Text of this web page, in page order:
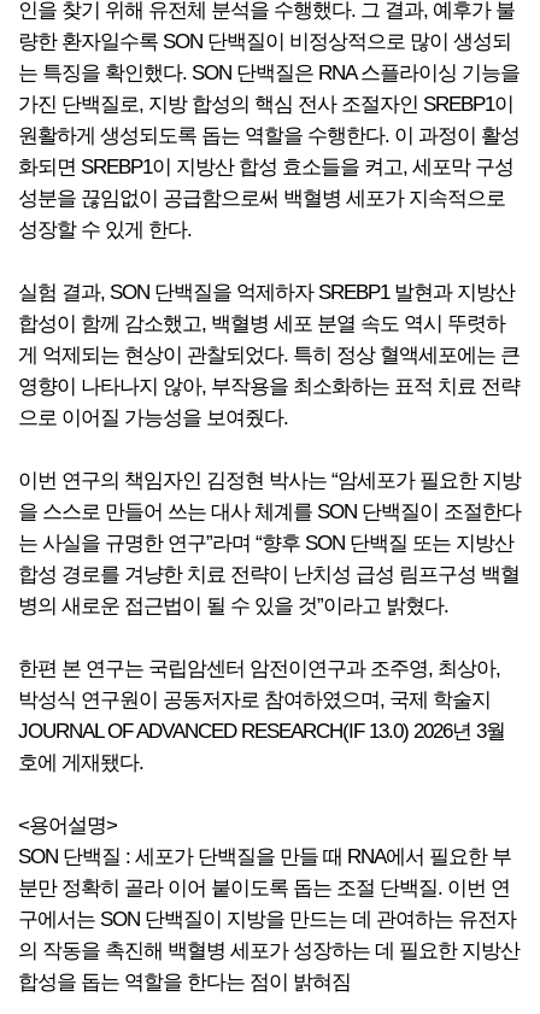
인을 찾기 위해 유전체 분석을 수행했다. 그 결과, 예후가 불
량한 환자일수록 SON 단백질이 비정상적으로 많이 생성되
는 특징을 확인했다. SON 단백질은 RNA 스플라이싱 기능을
가진 단백질로, 지방 합성의 핵심 전사 조절자인 SREBP1이
원활하게 생성되도록 돕는 역할을 수행한다. 이 과정이 활성
화되면 SREBP1이 지방산 합성 효소들을 켜고, 세포막 구성
성분을 끊임없이 공급함으로써 백혈병 세포가 지속적으로
성장할 수 있게 한다.
실험 결과, SON 단백질을 억제하자 SREBP1 발현과 지방산
합성이 함께 감소했고, 백혈병 세포 분열 속도 역시 뚜렷하
게 억제되는 현상이 관찰되었다. 특히 정상 혈액세포에는 큰
영향이 나타나지 않아, 부작용을 최소화하는 표적 치료 전략
으로 이어질 가능성을 보여줬다.
이번 연구의 책임자인 김정현 박사는 “암세포가 필요한 지방
을 스스로 만들어 쓰는 대사 체계를 SON 단백질이 조절한다
는 사실을 규명한 연구”라며 “향후 SON 단백질 또는 지방산
합성 경로를 겨냥한 치료 전략이 난치성 급성 림프구성 백혈
병의 새로운 접근법이 될 수 있을 것”이라고 밝혔다.
한편 본 연구는 국립암센터 암전이연구과 조주영, 최상아,
박성식 연구원이 공동저자로 참여하였으며, 국제 학술지
JOURNAL OF ADVANCED RESEARCH(IF 13.0) 2026년 3월
호에 게재됐다.
<용어설명>
SON 단백질 : 세포가 단백질을 만들 때 RNA에서 필요한 부
분만 정확히 골라 이어 붙이도록 돕는 조절 단백질. 이번 연
구에서는 SON 단백질이 지방을 만드는 데 관여하는 유전자
의 작동을 촉진해 백혈병 세포가 성장하는 데 필요한 지방산
합성을 돕는 역할을 한다는 점이 밝혀짐